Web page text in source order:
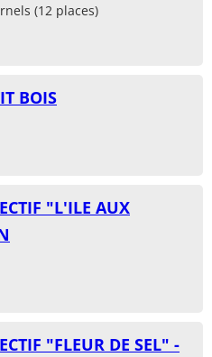
(12 places)
BOIS
"L'ILE AUX
"FLEUR DE SEL" -